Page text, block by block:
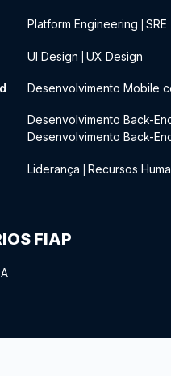
Platform Engineering
UI Design UX Design
Desenvolvimento Mobile
Desenvolvimento Back-
Desenvolvimento Back-
Liderança Recursos
FIAP